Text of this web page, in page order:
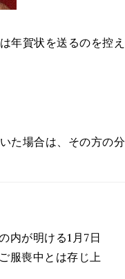
年賀状を送るのを控え
た場合は、その方の分
内が明ける1月7日
服喪中とは存じ上